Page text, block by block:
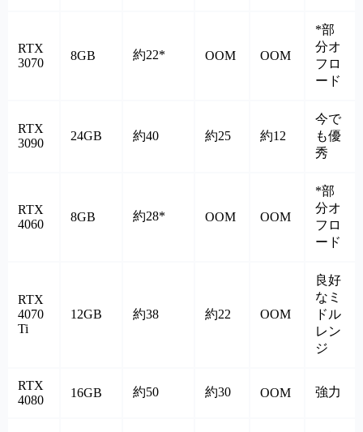
RTX
3070
8GB 約22* OOM OOM
*部
分オ
フロ
ード
RTX
3090
24GB 約40 約25 約12
今で
も優
秀
RTX
4060
8GB 約28* OOM OOM
*部
分オ
フロ
ード
RTX
4070
Ti
12GB 約38 約22 OOM
良好
なミ
ドル
レン
ジ
RTX
4080
16GB 約50 約30 OOM 強力